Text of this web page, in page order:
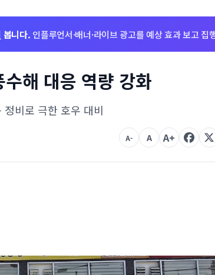
봅니다. 인플루언서·배너·라이브 광고를 예상 효과 보고
해 대응 역량 강화
비로 극한 호우 대비
A- A A+